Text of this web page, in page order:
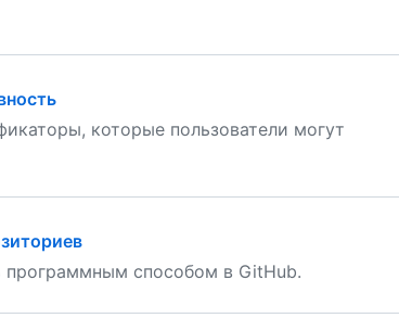
которые пользователи могут
способом в GitHub.